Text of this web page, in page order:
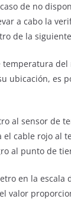
de no
a cabo la
de la
temperatura
ubicación, es
al sensor de
el cable rojo al
al punto de
en la escala
valor